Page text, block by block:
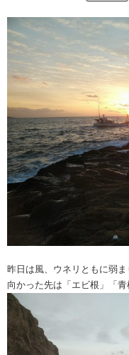
昨日は風、ウネリともに弱ま
向かった先は「エビ根」「青